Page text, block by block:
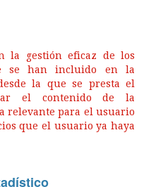
la gestión eficaz de los
se han incluido en la
la que se presta el
el contenido de la
relevante para el usuario
que el usuario ya haya